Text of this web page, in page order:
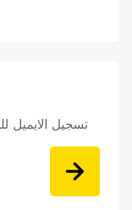
تسجيل الايميل